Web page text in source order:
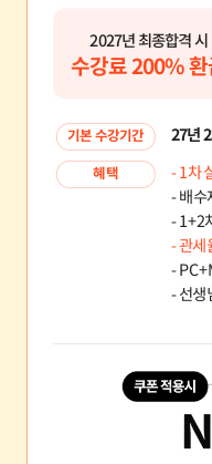
2027년 최종합격 시
수강료 200% 환
기본 수강기간 27년
혜택
- 1차
- 배수
- 1+2
- 관세
-
- 선생